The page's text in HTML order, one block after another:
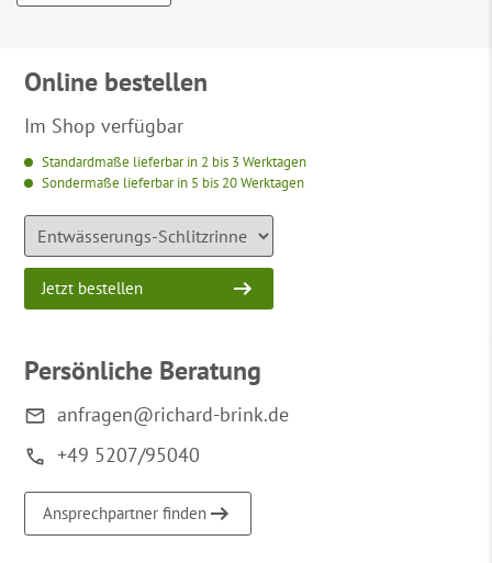
Online bestellen
Im Shop verfügbar
Standardmaße lieferbar in 2 bis 3 Werktagen
Sondermaße lieferbar in 5 bis 20 Werktagen
Jetzt bestellen
Persönliche Beratung
anfragen@richard-brink.de
+49 5207/95040
Ansprechpartner finden